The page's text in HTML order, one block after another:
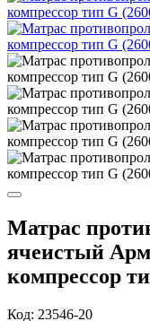
Матрас
ячеистый
компрессор
Код: 23546-20